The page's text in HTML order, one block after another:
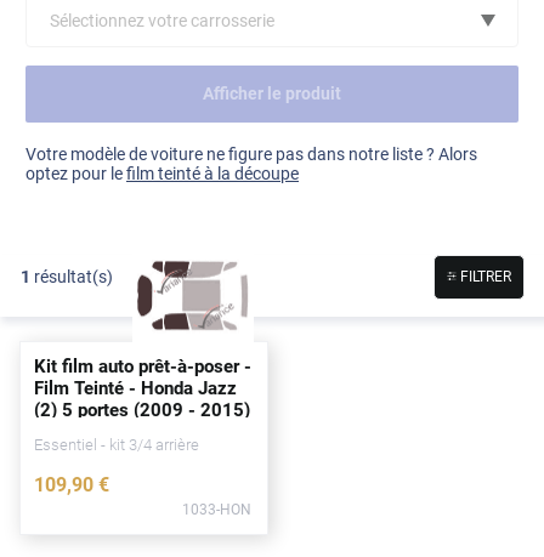
Ford
Hyundai
Land Rover
Mini
Sélectionnez votre carrosserie
Voir tout
Afficher le produit
Votre modèle de voiture ne figure pas dans notre liste ? Alors
optez pour lefilm teinté à la découpe
1 résultat(s) FILTRER
Kit film auto prêt-à-poser -
Film Teinté - Honda Jazz
(2) 5portes (2009 - 2015)
Essentiel - kit 3/4 arrière
109,90 €
1033-HON